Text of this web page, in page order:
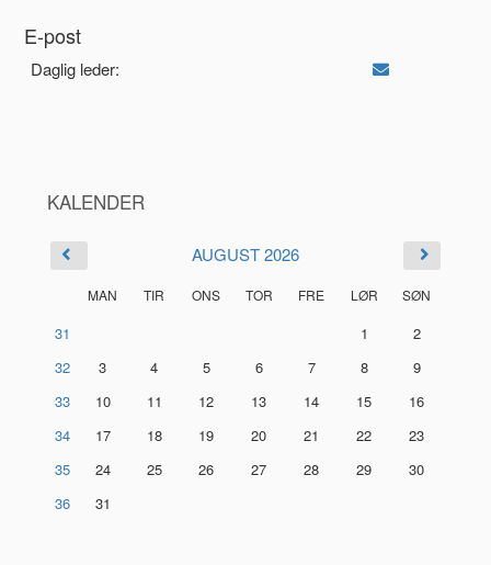
E-post
Daglig leder:
KALENDER
AUGUST 2026
MAN TIR ONS TOR FRE LØR SØN
31 1
2
32
3 4 5 6 7 8
9
33
10 11 12 13 14 15
16
34
17 18 19 20 21 22
23
35
24 25 26 27 28 29
30
36
31